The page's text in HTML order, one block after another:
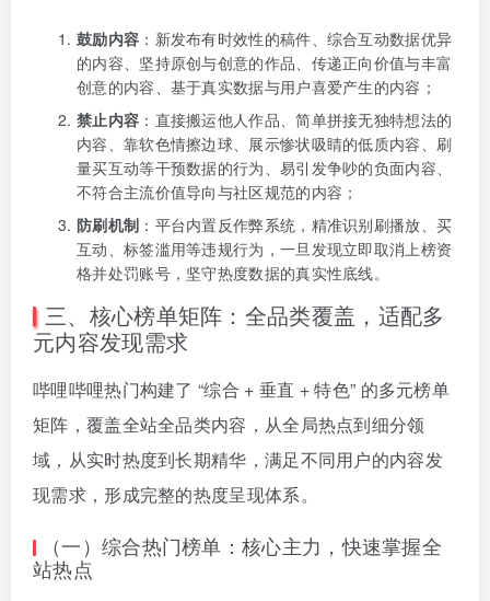
鼓励内容 ：新发布有时效性的稿件、综合互动数据优异
的内容、坚持原创与创意的作品、传递正向价值与丰富
创意的内容、基于真实数据与用户喜爱产生的内容；
禁止内容 ：直接搬运他人作品、简单拼接无独特想法的
内容、靠软色情擦边球、展示惨状吸睛的低质内容、刷
量买互动等干预数据的行为、易引发争吵的负面内容、
不符合主流价值导向与社区规范的内容；
防刷机制 ：平台内置反作弊系统，精准识别刷播放、买
互动、标签滥用等违规行为，一旦发现立即取消上榜资
格并处罚账号，坚守热度数据的真实性底线。
三、核心榜单矩阵：全品类覆盖，适配多
元内容发现需求
哔哩哔哩热门构建了 “综合 + 垂直 + 特色” 的多元榜单
矩阵，覆盖全站全品类内容，从全局热点到细分领
域，从实时热度到长期精华，满足不同用户的内容发
现需求，形成完整的热度呈现体系。
（一）综合热门榜单：核心主力，快速掌握全
站热点